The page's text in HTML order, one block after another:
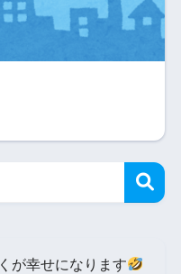
が幸せになります